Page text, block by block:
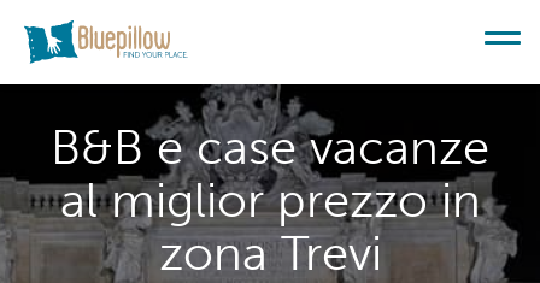
B&B e case vacanze
al miglior prezzo in
zona Trevi